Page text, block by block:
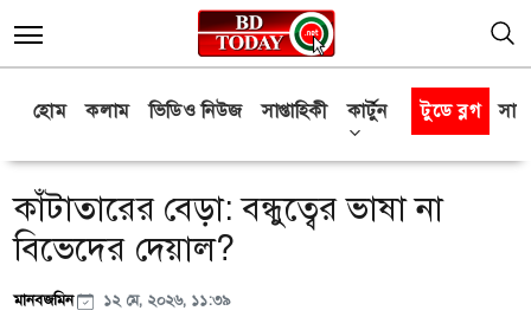
হোম কলাম ভিডিও নিউজ সাপ্তাহিকী কার্টুন টুডে ব্লগ
কাঁটাতারের বেড়া: বন্ধুত্বের ভাষা না
বিভেদের দেয়াল?
মানবজমিন ১২ মে, ২০২৬, ১১:৩৯